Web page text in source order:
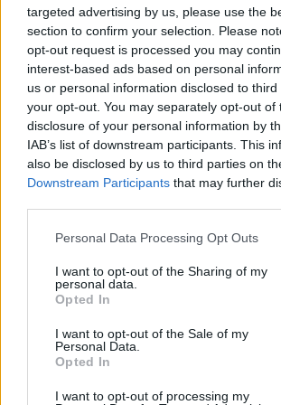
targeted advertising by us, please use the
section to confirm your selection. Please
opt-out request is processed you may
interest-based ads based on personal
us or personal information disclosed to
your opt-out. You may separately opt-out of
disclosure of your personal information by
IAB’s list of downstream participants. This
also be disclosed by us to third parties on
Downstream Participants that may further
Personal Data Processing Opt Outs
I want to opt-out of the Sharing of my
personal data.
Opted In
I want to opt-out of the Sale of my
Personal Data.
Opted In
I want to opt-out of processing my
Media: Με ενίσχυση 8 εκατ. ευρώ σε 451
πρόγραμμα στήριξης- Κάλυψη εισφορών
μπαταριών για τα υβριδικά της
Σε
ευρωπαϊκή
Άρης: Το πρόγραμμα
προετοιμασίας και τα φιλικά
ΠΑΟΚ:
ο